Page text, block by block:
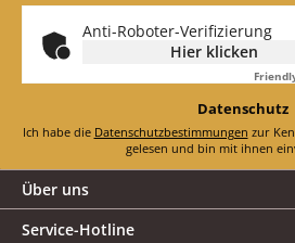
*
Anti-Roboter-Verifizierung
Hier klicken
Datenschutz
Ich habe die Datenschutzbestimmungen zur
gelesen und bin mit ihnen
Über uns
Service-Hotline